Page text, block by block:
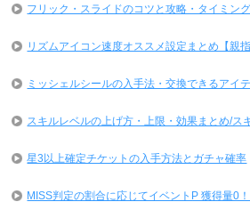
フリック・スライドのコツと攻略・タイミン
リズムアイコン速度オススメ設定まとめ【親
ミッシェルシールの入手法・交換できるアイ
スキルレベルの上げ方・上限・効果まとめ/ス
星3以上確定チケットの入手方法とガチャ確率
MISS判定の割合に応じてイベントP 獲得量0！